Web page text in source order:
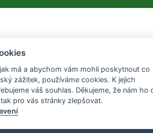
má a abychom vám mohli poskytnout co
zážitek, používáme cookies. K jejich
váš souhlas. Děkujeme, že nám ho
pro vás stránky zlepšovat.